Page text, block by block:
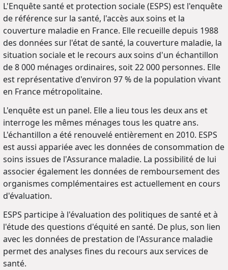
L'Enquête santé et protection sociale (ESPS) est l'enquête
de référence sur la santé, l'accès aux soins et la
couverture maladie en France. Elle recueille depuis 1988
des données sur l'état de santé, la couverture maladie, la
situation sociale et le recours aux soins d'un échantillon
de 8 000 ménages ordinaires, soit 22 000 personnes. Elle
est représentative d'environ 97 % de la population vivant
en France métropolitaine.
L'enquête est un panel. Elle a lieu tous les deux ans et
interroge les mêmes ménages tous les quatre ans.
L'échantillon a été renouvelé entièrement en 2010. ESPS
est aussi appariée avec les données de consommation de
soins issues de l'Assurance maladie. La possibilité de lui
associer également les données de remboursement des
organismes complémentaires est actuellement en cours
d'évaluation.
ESPS participe à l'évaluation des politiques de santé et à
l'étude des questions d'équité en santé. De plus, son lien
avec les données de prestation de l'Assurance maladie
permet des analyses fines du recours aux services de
santé.